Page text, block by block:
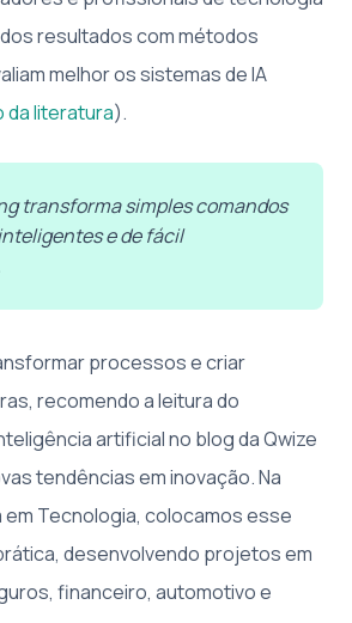
resultados com métodos
melhor os sistemas de IA
da literatura).
transforma simples comandos
e de fácil
processos e criar
recomendo a leitura do
artificial no blog da Qwize
tendências em inovação. Na
em Tecnologia, colocamos esse
desenvolvendo projetos em
financeiro, automotivo e